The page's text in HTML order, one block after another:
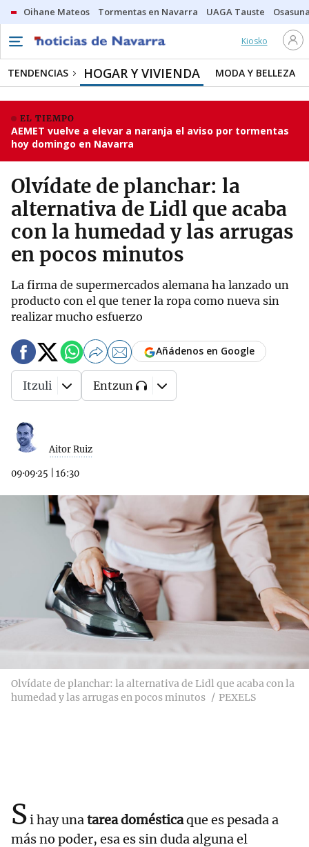
Oihane Mateos Tormentas en Navarra UAGA Tauste
Kiosko
TENDENCIAS HOGAR Y VIVIENDA MODA Y BELLEZA
EL TIEMPO
AEMET vuelve a elevar a naranja el aviso por tormentas
hoy domingo en Navarra
Olvídate de planchar: la
alternativa de Lidl que acaba
con la humedad y las arrugas
en pocos minutos
La firma de supermercados alemana ha lanzado un
producto con el que tener la ropa como nueva sin
realizar mucho esfuerzo
Aitor Ruiz
09·09·25 16:30
Añádenos en Google
Itzuli Entzun
Olvídate de planchar: la alternativa de Lidl que acaba con la
humedad y las arrugas en pocos minutos
PEXELS
Si hay unatarea domésticaque es pesada a
más no poder, esa es sin duda alguna el